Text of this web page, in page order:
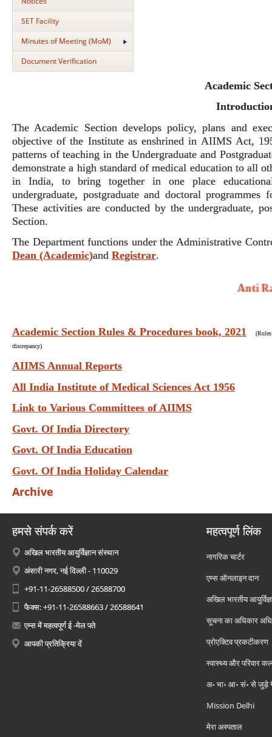
SET Facility
Minutes of Meeting (MoM)
Document Verification
Academic
The Academic Section develops policy, plans and
objective of the Institute as enshrined in AIIMS Act,
patterns of teaching in the Undergraduate and
demonstrate a high standard of medical education to all
in India, to bring together in one place
undergraduate, postgraduate and doctoral
These activities are conducted by the undergraduate,
Section.
The Department functions under the Administrative
Dean (Academic)and Registrar.
Anti
Academic Section Rules & Procedures book, 2021
discrepancy)
AIIMS Annual Reports
All India Institute of Medical Sciences Act 1956
Link to Various Committees of AIIMS
Govt. Of India Directory
Govt. Of India Education
Govt. Of India Holiday Calendar
Archive
हमसे संपर्क करें
अखिल भारतीय आयुर्विज्ञान संस्थान
अंसारी नगर, नई दिल्ली - 110029
+91-11-26588500 / 26588700
फैक्स: +91-11-26588663 / 26588641
एम्स में महत्वपूर्ण ई -मेल पते
आपकी प्रतिक्रिया दें
महत्वपूर्ण लिंक
नागरिक चार्टर
एम्स ऑनलाइन दान
अखिल भारतीय
सूचना का अधिकार
प्रोएक्टिव प्रकटीकरण
स्वास्थ्य और परिवार
अ॰ भा॰ आ॰ सं॰ से जुड़े
Mission Delhi
मेरा अस्पताल